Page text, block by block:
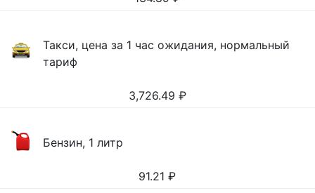
Такси, цена за 1 час ожидания, нормальный
тариф
3,726.49 ₽
Бензин, 1 литр
91.21 ₽